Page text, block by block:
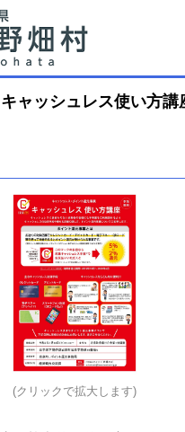
キャッシュレス使い方講
(クリックで拡大します)